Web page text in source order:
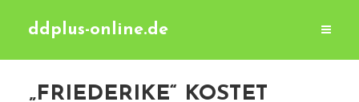
ddplus-online.de
„FRIEDERIKE“ KOSTET